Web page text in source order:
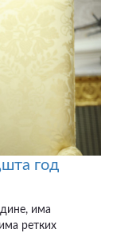
год
има
ретких